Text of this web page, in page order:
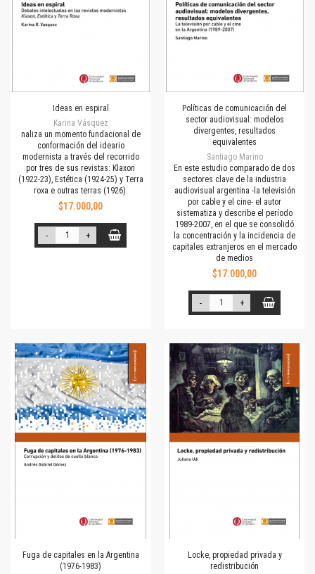
Ideas en espiral
Karina Vásquez
naliza un momento fundacional de
conformación del ideario
modernista a través del recorrido
por tres de sus revistas: Klaxon
(1922-23), Estética (1924-25) y Terra
roxa e outras terras (1926).
$17.000,00
- +
Políticas de comunicación del
sector audiovisual: modelos
divergentes, resultados
equivalentes
Santiago Marino
En este estudio comparado de dos
sectores clave de la industria
audiovisual argentina -la televisión
por cable y el cine- el autor
sistematiza y describe el período
1989-2007, en el que se consolidó
la concentración y la incidencia de
capitales extranjeros en el mercado
de medios
$17.000,00
- +
Fuga de capitales en la Argentina
(1976-1983)
Locke, propiedad privada y
redistribución